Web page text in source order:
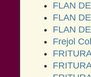
FLAN
FLAN
FLAN
Frejol